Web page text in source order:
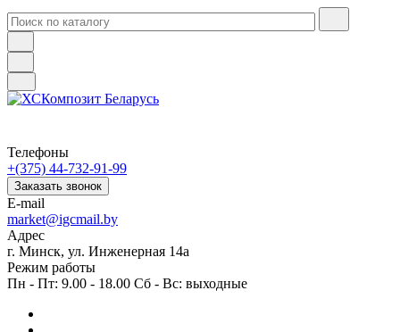
Телефоны
+(375) 44-732-91-99
Заказать звонок
E-mail
market@igcmail.by
Адрес
г. Минск, ул. Инженерная 14а
Режим работы
Пн - Пт: 9.00 - 18.00 Сб - Вс: выходные